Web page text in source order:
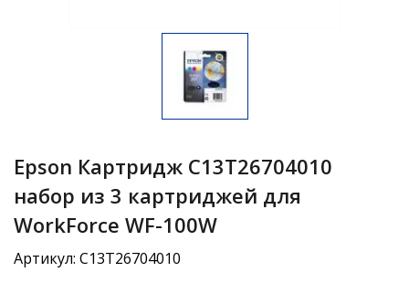
Epson Картридж C13T26704010
набор из 3 картриджей для
WorkForce WF-100W
Артикул: C13T26704010